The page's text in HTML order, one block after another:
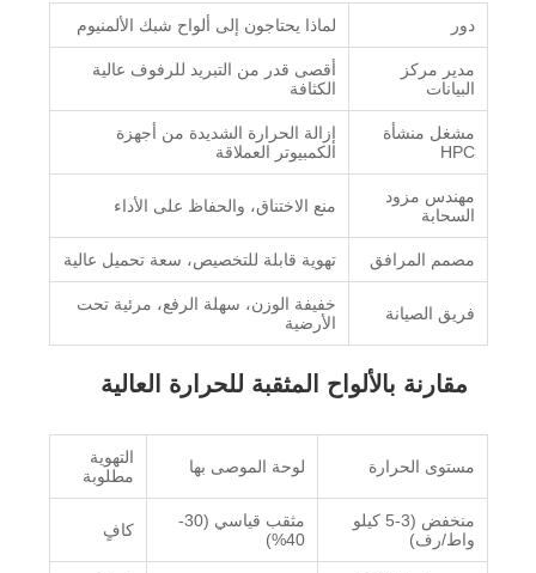
دور لماذا يحتاجون إلى ألواح شبك الألمنيوم
مدير مركز
البيانات
أقصى قدر من التبريد للرفوف عالية
الكثافة
مشغل منشأة
HPC
إزالة الحرارة الشديدة من أجهزة
الكمبيوتر العملاقة
مهندس مزود
السحابة
منع الاختناق، والحفاظ على الأداء
مصمم المرافق تهوية قابلة للتخصيص، سعة تحميل عالية
فريق الصيانة
خفيفة الوزن، سهلة الرفع، مرئية تحت
الأرضية
مقارنة بالألواح المثقبة للحرارة العالية
مستوى الحرارة لوحة الموصى بها
التهوية
مطلوبة
منخفض (3-5 كيلو
واط/رف)
مثقب قياسي (30-
40%)
كافٍ